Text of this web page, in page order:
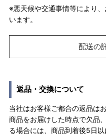
※悪天候や交通事情等により
います。
配送の
返品・交換について
当社はお客様ご都合の返品は
商品をお届けした時点で欠品
る場合には、商品到着後5日